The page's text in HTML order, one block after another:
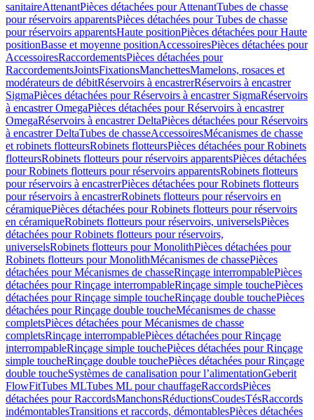
sanitaireAttenantPièces détachées pour AttenantTubes de chasse
pour réservoirs apparentsPièces détachées pour Tubes de chasse
pour réservoirs apparentsHaute positionPièces détachées pour Haute
positionBasse et moyenne positionAccessoiresPièces détachées pour
AccessoiresRaccordementsPièces détachées pour
RaccordementsJointsFixationsManchettesMamelons, rosaces et
modérateurs de débitRéservoirs à encastrerRéservoirs à encastrer
SigmaPièces détachées pour Réservoirs à encastrer SigmaRéservoirs
à encastrer OmegaPièces détachées pour Réservoirs à encastrer
OmegaRéservoirs à encastrer DeltaPièces détachées pour Réservoirs
à encastrer DeltaTubes de chasseAccessoiresMécanismes de chasse
et robinets flotteursRobinets flotteursPièces détachées pour Robinets
flotteursRobinets flotteurs pour réservoirs apparentsPièces détachées
pour Robinets flotteurs pour réservoirs apparentsRobinets flotteurs
pour réservoirs à encastrerPièces détachées pour Robinets flotteurs
pour réservoirs à encastrerRobinets flotteurs pour réservoirs en
céramiquePièces détachées pour Robinets flotteurs pour réservoirs
en céramiqueRobinets flotteurs pour réservoirs, universelsPièces
détachées pour Robinets flotteurs pour réservoirs,
universelsRobinets flotteurs pour MonolithPièces détachées pour
Robinets flotteurs pour MonolithMécanismes de chassePièces
détachées pour Mécanismes de chasseRinçage interrompablePièces
détachées pour Rinçage interrompableRinçage simple touchePièces
détachées pour Rinçage simple toucheRinçage double touchePièces
détachées pour Rinçage double toucheMécanismes de chasse
completsPièces détachées pour Mécanismes de chasse
completsRinçage interrompablePièces détachées pour Rinçage
interrompableRinçage simple touchePièces détachées pour Rinçage
simple toucheRinçage double touchePièces détachées pour Rinçage
double toucheSystèmes de canalisation pour l’alimentationGeberit
FlowFitTubes MLTubes ML pour chauffageRaccordsPièces
détachées pour RaccordsManchonsRéductionsCoudesTésRaccords
indémontablesTransitions et raccords, démontablesPièces détachées